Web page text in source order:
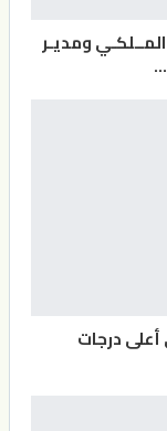
ومديـر
درجات